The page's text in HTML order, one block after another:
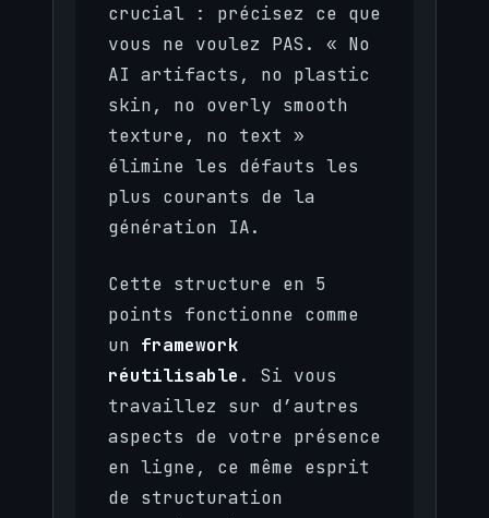
crucial : précisez ce que
vous ne voulez PAS. « No
AI artifacts, no plastic
skin, no overly smooth
texture, no text »
élimine les défauts les
plus courants de la
génération IA.
Cette structure en 5
points fonctionne comme
un framework
réutilisable . Si vous
travaillez sur d’autres
aspects de votre présence
en ligne, ce même esprit
de structuration